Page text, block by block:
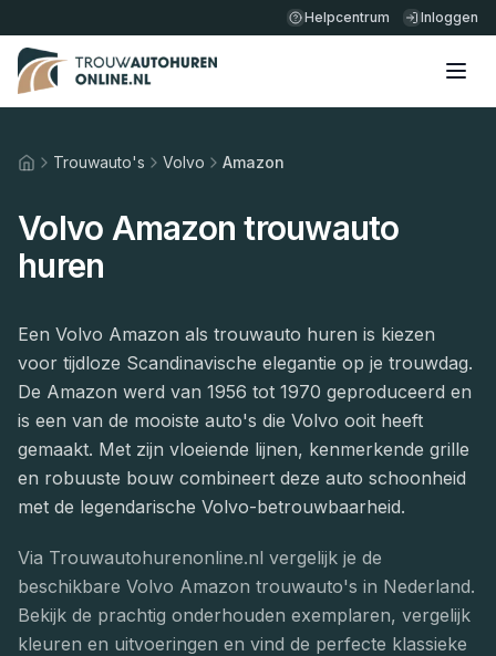
Helpcentrum Inloggen
HomeTrouwauto's Volvo Amazon
Volvo Amazon trouwauto
huren
Een Volvo Amazon als trouwauto huren is kiezen
voor tijdloze Scandinavische elegantie op je trouwdag.
De Amazon werd van 1956 tot 1970 geproduceerd en
is een van de mooiste auto's die Volvo ooit heeft
gemaakt. Met zijn vloeiende lijnen, kenmerkende grille
en robuuste bouw combineert deze auto schoonheid
met de legendarische Volvo-betrouwbaarheid.
Via Trouwautohurenonline.nl vergelijk je de
beschikbare Volvo Amazon trouwauto's in Nederland.
Bekijk de prachtig onderhouden exemplaren, vergelijk
kleuren en uitvoeringen en vind de perfecte klassieke